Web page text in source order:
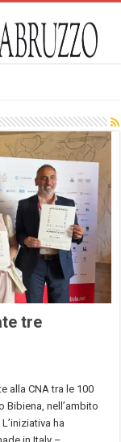
tre
alla CNA tra le 100
Bibiena, nell’ambito
ha